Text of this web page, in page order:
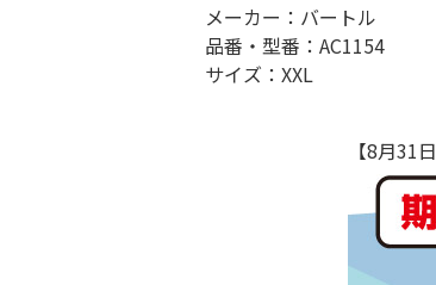
メーカー：バートル
品番・型番：AC1154
サイズ：XXL
【8月31